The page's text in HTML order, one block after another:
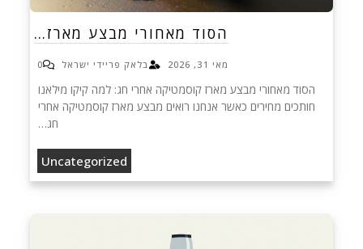
הסוד מאחורי מבצע מארז…
מאי 31, 2026 בלאק פריידי ישראל 0
הסוד מאחורי מבצע מארז קוסמטיקה אחרי חג: למה קיקו מילאנו
חותכים מחירים כאשר אנחנו רואים מבצע מארז קוסמטיקה אחרי
חג…
Uncategorized